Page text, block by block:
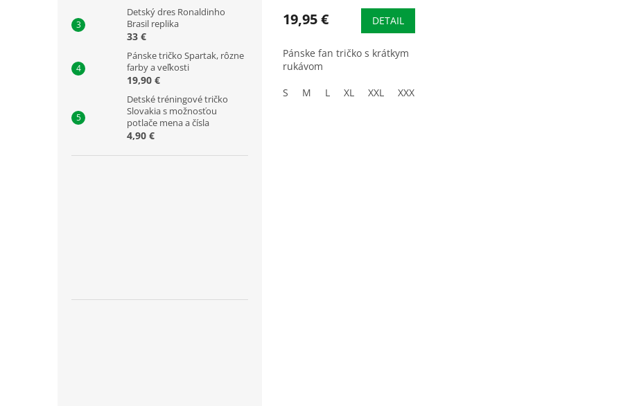
Detský dres Ronaldinho
Brasil replika
33 €
Pánske tričko Spartak, rôzne
farby a veľkosti
19,90 €
Detské tréningové tričko
Slovakia s možnosťou
potlače mena a čísla
4,90 €
19,95 € DETAIL
Pánske fan tričko s krátkym
rukávom
S
M L XL XXL XXXL